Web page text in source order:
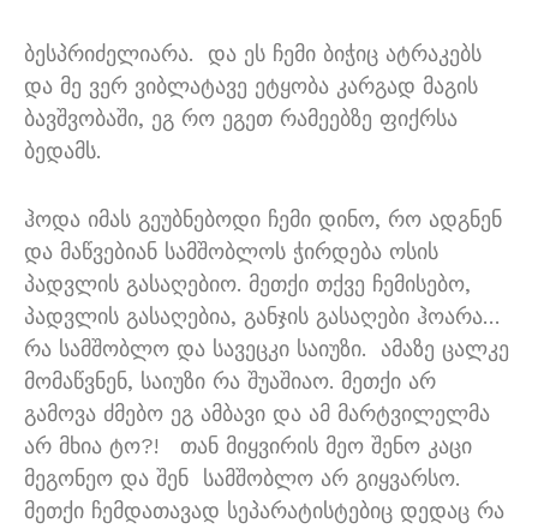
ბესპრიძელიარა.
და ეს ჩემი ბიჭიც ატრაკებს
და მე ვერ ვიბლატავე ეტყობა კარგად მაგის
ბავშვობაში, ეგ რო ეგეთ რამეებზე ფიქრსა
ბედამს.
ჰოდა იმას გეუბნებოდი ჩემი დინო, რო ადგნენ
და მაწვებიან სამშობლოს ჭირდება ოსის
პადვლის გასაღებიო. მეთქი თქვე ჩემისებო,
პადვლის გასაღებია, განჯის გასაღები ჰოარა…
რა სამშობლო და სავეცკი საიუზი.
ამაზე ცალკე
მომაწვნენ, საიუზი რა შუაშიაო. მეთქი არ
გამოვა ძმებო ეგ ამბავი და ამ მარტვილელმა
არ მხია ტო?!
თან მიყვირის მეო შენო კაცი
მეგონეო და შენ
სამშობლო არ გიყვარსო.
მეთქი ჩემდათავად სეპარატისტებიც დედაც რა